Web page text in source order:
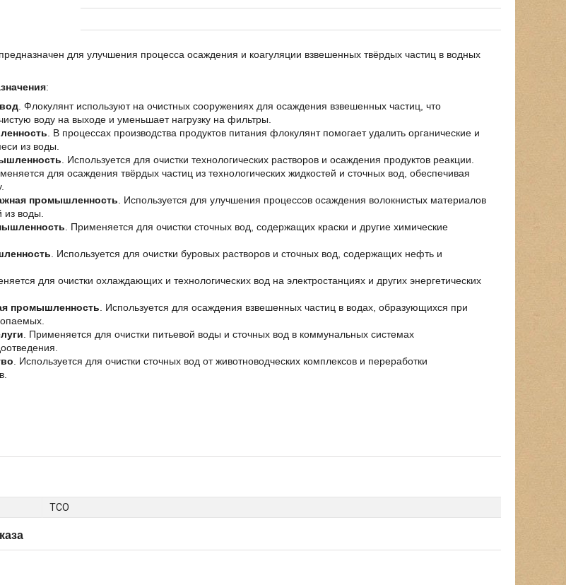
предназначен для улучшения процесса осаждения и коагуляции взвешенных твёрдых частиц в водных
:
. Флокулянт используют на очистных сооружениях для осаждения взвешенных частиц, что
воду на выходе и уменьшает нагрузку на фильтры.
. В процессах производства продуктов питания флокулянт помогает удалить органические и
из воды.
. Используется для очистки технологических растворов и осаждения продуктов реакции.
для осаждения твёрдых частиц из технологических жидкостей и сточных вод, обеспечивая
промышленность . Используется для улучшения процессов осаждения волокнистых материалов
из воды.
. Применяется для очистки сточных вод, содержащих краски и другие химические
. Используется для очистки буровых растворов и сточных вод, содержащих нефть и
для очистки охлаждающих и технологических вод на электростанциях и других энергетических
промышленность . Используется для осаждения взвешенных частиц в водах, образующихся при
. Применяется для очистки питьевой воды и сточных вод в коммунальных системах
. Используется для очистки сточных вод от животноводческих комплексов и переработки
ТСО